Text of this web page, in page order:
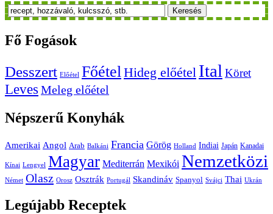
Keresés
Fő Fogások
Desszert Előétel Főétel Hideg előétel Ital Köret
Leves Meleg előétel
Népszerű Konyhák
Amerikai Angol Arab Balkáni Francia Görög Holland Indiai Japán Kanadai
Kínai Lengyel Magyar Mediterrán Mexikói Nemzetközi
Német Olasz Orosz Osztrák Portugál Skandináv Spanyol Svájci Thai Ukrán
Legújabb Receptek